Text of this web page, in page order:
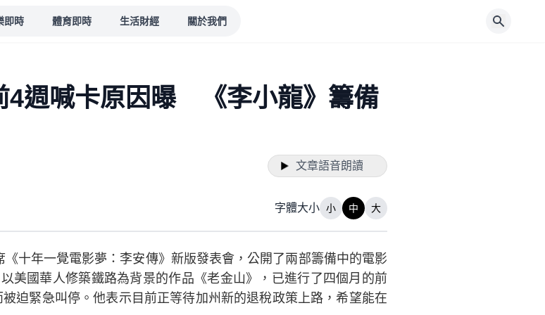
即時 體育即時 生活財經 關於我們
4週喊卡原因曝 《李小龍》籌備
文章語音朗讀
字體大小 小 中 大
《十年一覺電影夢：李安傳》新版發表會，公開了兩部籌備中的電影
美國華人修築鐵路為背景的作品《老金山》，已進行了四個月的前
迫緊急叫停。他表示目前正等待加州新的退稅政策上路，希望能在